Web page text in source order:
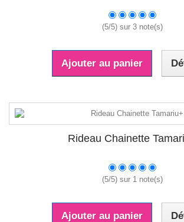
(5/5) sur 3note(s)
Ajouter au panier
Rideau Chainette
(5/5) sur 1 note(s)
Ajouter au panier